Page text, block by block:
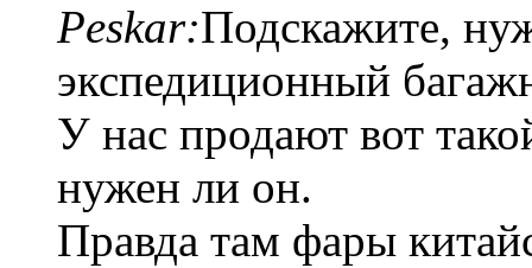
Peskar:Подскажите,
экспедиционный
У нас продают вот
нужен ли он.
Правда там фары